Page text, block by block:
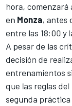
hora, comenzará
en Monza, antes
entre las 18:00 y
A pesar de las
decisión de
entrenamientos
que las reglas
segunda práctica